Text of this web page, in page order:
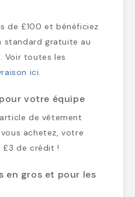
de £100 et bénéficiez
standard gratuite au
Voir toutes les
ici.
votre équipe
de vêtement
achetez, votre
de crédit !
en gros et pour les